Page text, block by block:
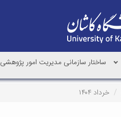
ساختار سازمانی مدیریت امور پژوهشی
خرداد ۱۴۰۴